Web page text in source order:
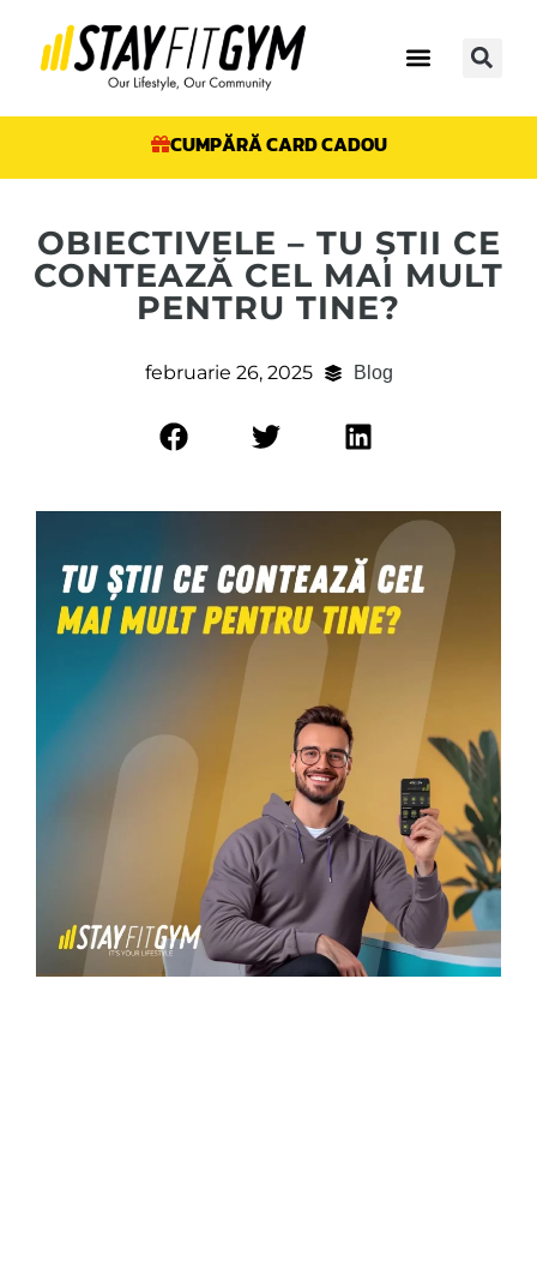
CUMPĂRĂ CARD CADOU
OBIECTIVELE – TU ȘTII CE
CONTEAZĂ CEL MAI MULT
PENTRU TINE?
februarie 26, 2025 Blog